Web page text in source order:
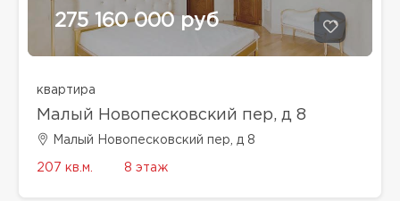
275 160 000 руб
квартира
Малый Новопесковский пер, д 8
Малый Новопесковский пер, д 8
207 кв.м. 8 этаж